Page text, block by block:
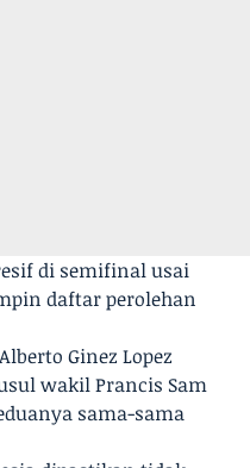
di semifinal usai
daftar perolehan
Ginez Lopez
wakil Prancis Sam
sama-sama